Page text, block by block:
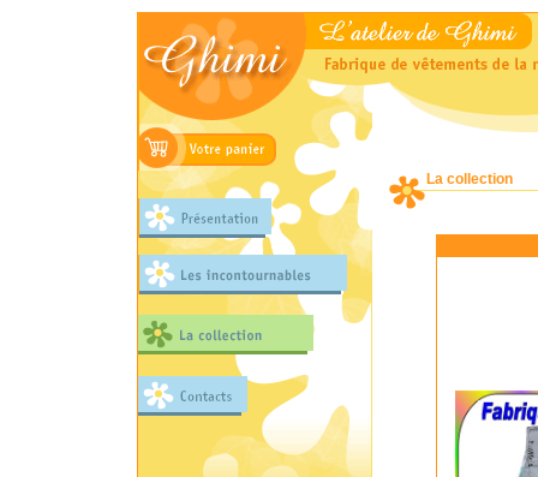
La collection